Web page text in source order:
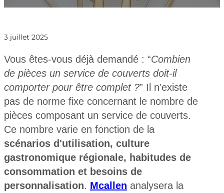
3 juillet 2025
Vous êtes-vous déjà demandé : “Combien
de pièces un service de couverts doit-il
comporter pour être complet ?” Il n’existe
pas de norme fixe concernant le nombre de
pièces composant un service de couverts.
Ce nombre varie en fonction de la
scénarios d'utilisation, culture
gastronomique régionale, habitudes de
consommation et besoins de
personnalisation. Mcallen analysera la